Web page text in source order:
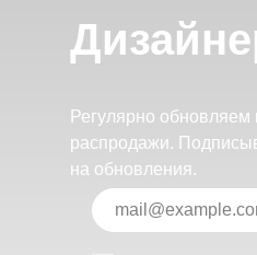
Регулярно
распродажи.
на обновления.